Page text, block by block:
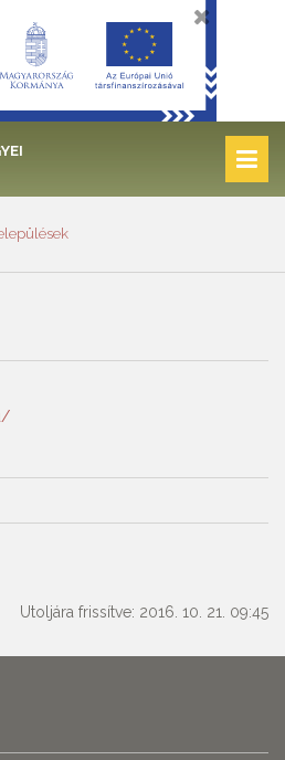
Utoljára frissítve: 2016. 10. 21. 09:45